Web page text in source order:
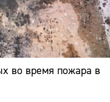
во время пожара в